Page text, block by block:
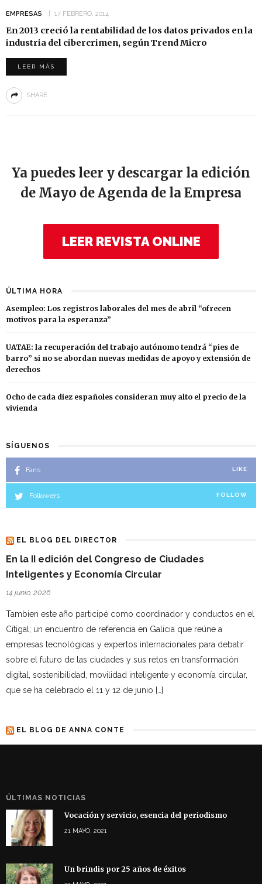
EMPRESAS 17 FEBRERO, 2014
En 2013 creció la rentabilidad de los datos privados en la
industria del cibercrimen, según Trend Micro
LEER MÁS
SHARE
Ya puedes leer y descargar la edición
de Mayo de Agenda de la Empresa
LEER REVISTA ONLINE
ÚLTIMA HORA
Asempleo: Los registros laborales del mes de abril “ofrecen
motivos para la esperanza”
UATAE: la recuperación del trabajo autónomo tendrá “pies de
barro” si no se abordan nuevas medidas de apoyo y extensión de
derechos
Ocho de cada diez españoles consideran muy alto el precio de la
vivienda
SÍGUENOS
Fans LIKE
Followers FOLLOW
EL BLOG DEL DIRECTOR
En la II edición del Congreso de Ciudades
Inteligentes y Economía Circular
14 junio, 2026
Tambien este año participé como coordinador y conductos en el
Citigal; un encuentro de referencia en Galicia que reúne a
empresas tecnológicas y expertos internacionales para debatir
sobre el futuro de las ciudades y sus retos en transformación
digital, sostenibilidad, movilidad inteligente y economía circular,
que se ha celebrado el 11 y 12 de junio […]
EL BLOG DE ANNA CONTE
ÚLTIMAS NOTICIAS
Vocación y servicio, esencia del periodismo
21 MAYO, 2021
Un brindis por 25 años de éxitos